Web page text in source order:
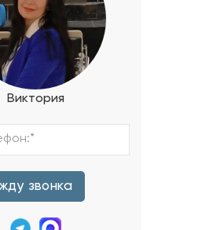
Виктория
жду звонка